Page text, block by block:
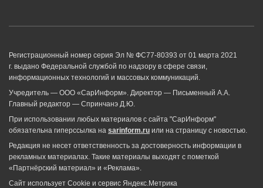
Регистрационный номер серия Эл № ФС77-80393 от 01 марта 2021
г. выдано Федеральной службой по надзору в сфере связи,
информационных технологий и массовых коммуникаций.
Учредитель — ООО «СарИнформ». Директор — Письменный А.А.
Главный редактор — Спринчанэ Д.Ю.
При использовании любых материалов с сайта "СарИнформ"
обязательна гиперссылка на sarinform.ru или на страницу с новостью.
Редакция не несет ответственность за достоверность информации в
рекламных материалах. Такие материалы выходят с пометкой
«Партнёрский материал» и «Реклама».
Сайт использует Cookie и сервиc Яндекс.Метрика